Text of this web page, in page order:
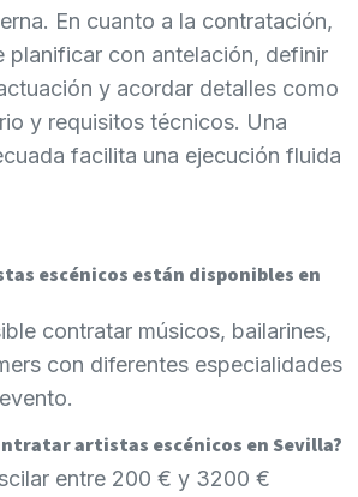
En cuanto a la contratación,
planificar con antelación, definir
y acordar detalles como
y requisitos técnicos. Una
facilita una ejecución fluida
escénicos están disponibles en
contratar músicos, bailarines,
con diferentes especialidades
artistas escénicos en Sevilla?
entre 200 € y 3200 €